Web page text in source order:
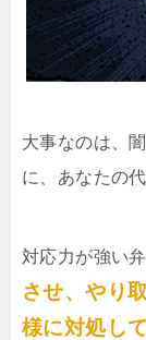
大事なのは、
に、あなたの
対応力が強い
させ、やり
様に対処し